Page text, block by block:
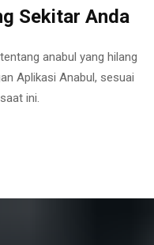
Sekitar Anda
anabul yang hilang
Aplikasi Anabul, sesuai
ini.